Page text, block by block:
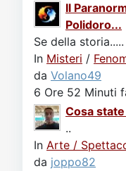
Il
Polidoro...
Se della storia.....
In Misteri /
da Volano49
6 Ore 52 Minuti
Cosa
..
In Arte /
da joppo82